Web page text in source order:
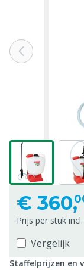
€ 360,
Prijs per stuk
Vergelijk
Staffelprijzen en